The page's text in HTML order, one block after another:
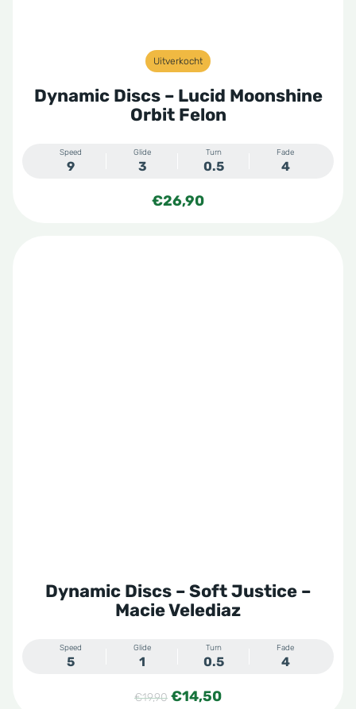
Uitverkocht
Dynamic Discs – Lucid Moonshine
Orbit Felon
Speed
9
Glide
3
Turn
0.5
Fade
4
€26,90
Dynamic Discs – Soft Justice –
Macie Velediaz
Speed
5
Glide
1
Turn
0.5
Fade
4
€19,90 Oorspronkelijke
€14,50Huidige